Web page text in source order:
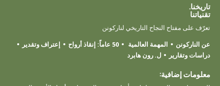
تاريخنا.
تقنياتنا
تعرّف على مفتاح النجاح التاريخي لناركونن
عن الناركونن
المهمة العالمية 50 عاماً: إنقاذ أرواح
إعتراف وتقدير
دراسات وتقارير
ل. رون هابرد
معلومات إضافية: